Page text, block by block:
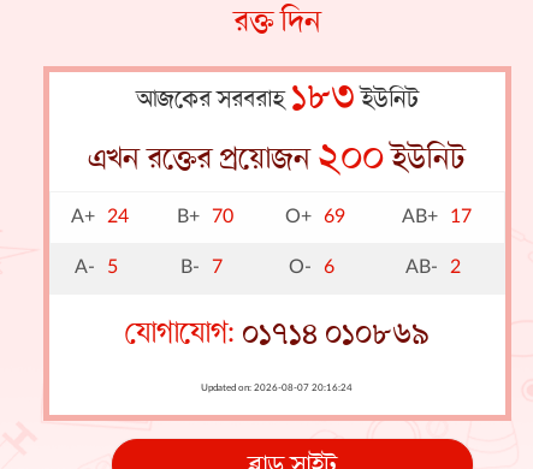
রক্ত দিন
আজকের সরবরাহ ১৮৩ ইউনিট
এখন রক্তের প্রয়োজন ২০০ ইউনিট
A+ 24 B+ 70 O+ 69 AB+ 17
A- 5 B- 7 O- 6 AB- 2
যোগাযোগ: ০১৭১৪ ০১০৮৬৯
Updated on: 2026-08-07 20:16:24